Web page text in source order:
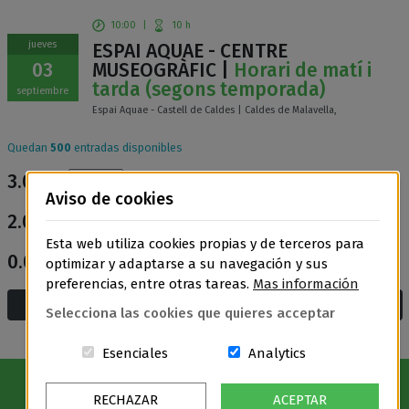
jueves
03
septiembre
10:00 10 h
ESPAI AQUAE - CENTRE
MUSEOGRÀFIC | Horari de matí i
tarda (segons temporada)
Espai Aquae - Castell de Caldes | Caldes de Malavella,
Quedan 500 entradas disponibles
3.00€
2.00€ Entrada reduïda
0.00€ Entrada gratuïta
Añadir a la cesta y compra
Aviso de cookies
Esta web utiliza cookies propias y de terceros para
optimizar y adaptarse a su navegación y sus
preferencias, entre otras tareas. Mas información
Selecciona las cookies que quieres acceptar
Esenciales Estas cookies són essenciales para
AnalyticsCookies related
RECHAZAR ACEPTAR